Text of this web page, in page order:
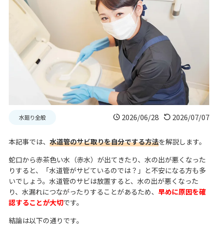
水廻り全般 2026/06/28 2026/07/07
本記事では、 水道管のサビ取りを自分でする方法を解説します。
蛇口から赤茶色い水（赤水）が出てきたり、水の出が悪くなった
りすると、「水道管がサビているのでは？」と不安になる方も多
いでしょう。水道管のサビは放置すると、水の出が悪くなった
り、水漏れにつながったりすることがあるため、 早めに原因を確
認することが大切です。
結論は以下の通りです。